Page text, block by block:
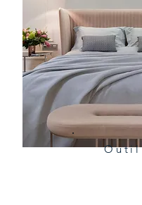
Outil